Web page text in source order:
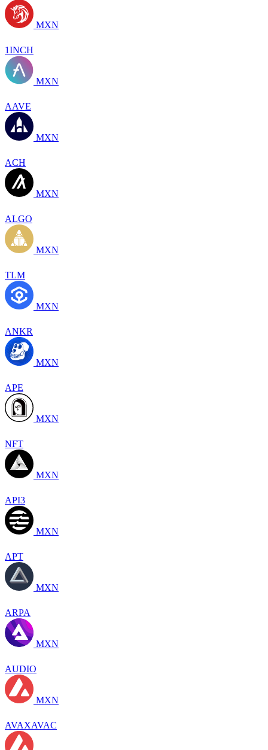
MXN
1INCH
MXN
AAVE
MXN
ACH
MXN
ALGO
MXN
TLM
MXN
ANKR
MXN
APE
MXN
NFT
MXN
API3
MXN
APT
MXN
ARPA
MXN
AUDIO
MXN
AVAXAVAC